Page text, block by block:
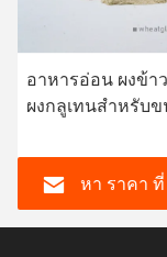
อาหารอ่อน ผงข้า
ผงกลูเทนสําหรับ
หา ราคา